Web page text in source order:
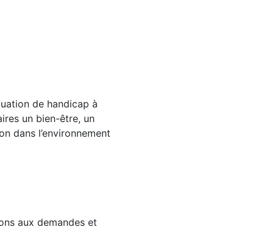
de handicap à
un bien-être, un
dans l’environnement
aux demandes et